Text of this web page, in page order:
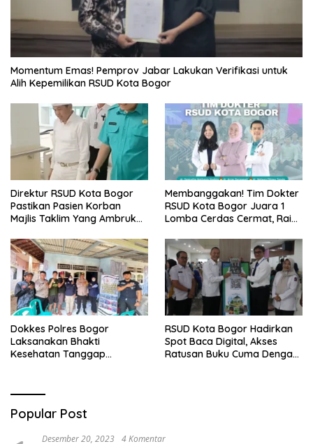
Momentum Emas! Pemprov Jabar Lakukan Verifikasi untuk
Alih Kepemilikan RSUD Kota Bogor
Direktur RSUD Kota Bogor
Pastikan Pasien Korban
Majlis Taklim Yang Ambruk
Perawatan Maksimal
Membanggakan! Tim Dokter
RSUD Kota Bogor Juara 1
Lomba Cerdas Cermat, Raih
Se-Bogor
Dokkes Polres Bogor
Laksanakan Bhakti
Kesehatan Tanggap
RSUD Kota Bogor Hadirkan
Spot Baca Digital, Akses
Ratusan Buku Cuma Dengan
Popular Post
Desember 20, 2023 4 Komentar